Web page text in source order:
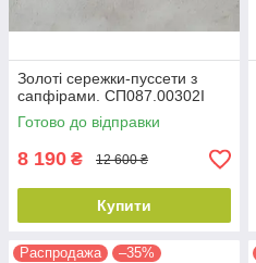
Золоті сережки-пуссети з
сапфірами. СП087.00302І
Готово до відправки
8 190 ₴ 12 600 ₴
Купити
Распродажа –35%